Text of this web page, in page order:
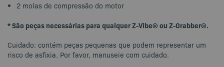
2 molas de compressão do motor
* São peças necessárias para qualquer Z-Vibe® ou Z-Grabber®.
Cuidado: contém peças pequenas que podem representar um
risco de asfixia. Por favor, manuseie com cuidado.